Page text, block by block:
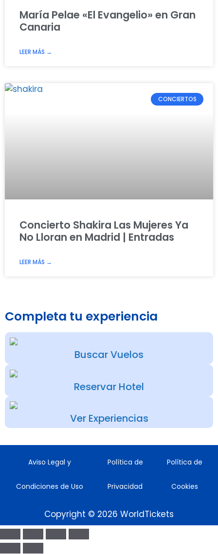
María Pelae «El Evangelio» en Gran
Canaria
LEER MÁS →
CONCIERTOS
Concierto Shakira Las Mujeres Ya
No Lloran en Madrid | Entradas
LEER MÁS →
Completa tu experiencia
Buscar Vuelos
Reservar Hotel
Ver Experiencias
Aviso Legal y
Condiciones de Uso
Política de
Privacidad
Política de
Cookies
Copyright © 2026 WorldTickets